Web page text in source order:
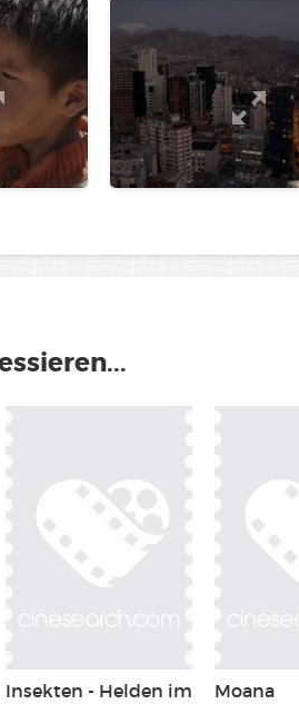
Insekten - Helden im
Moana